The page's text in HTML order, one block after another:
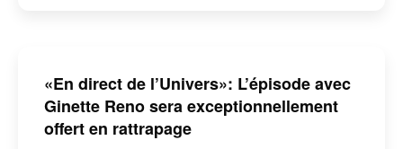
«En direct de l’Univers»: L’épisode avec
Ginette Reno sera exceptionnellement
offert en rattrapage